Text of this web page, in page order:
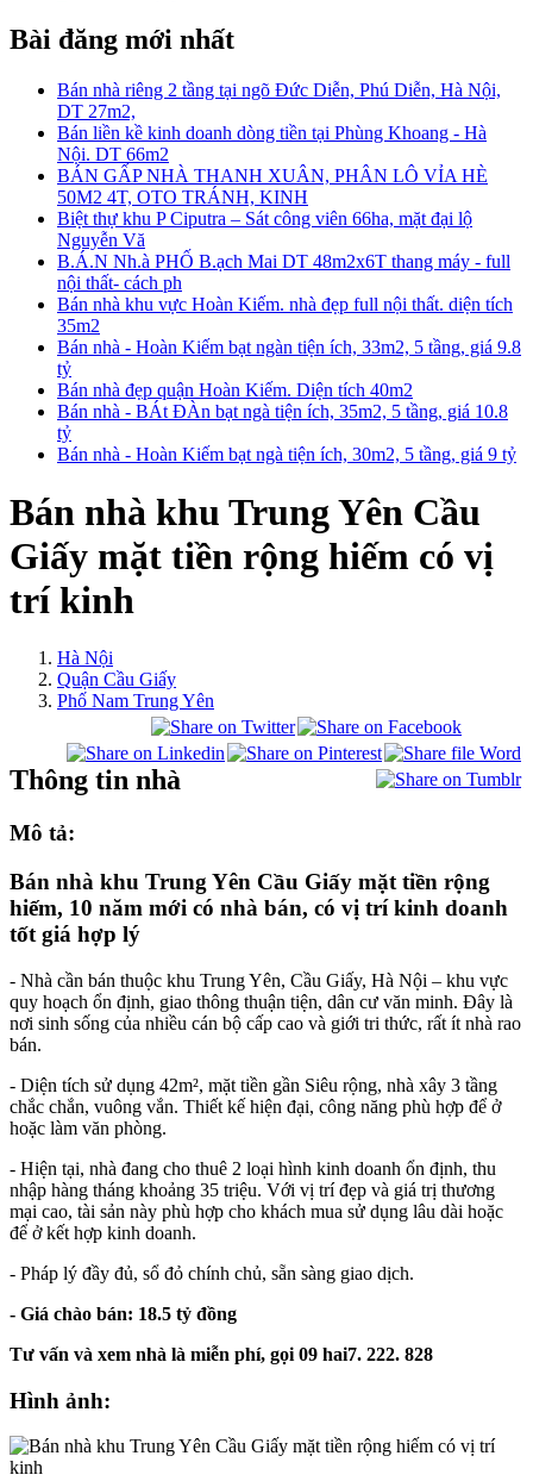
Bài đăng mới nhất
Bán nhà riêng 2 tầng tại ngõ Đức Diễn, Phú Diễn, Hà Nội,
DT 27m2,
Bán liền kề kinh doanh dòng tiền tại Phùng Khoang - Hà
Nội. DT 66m2
BÁN GẤP NHÀ THANH XUÂN, PHÂN LÔ VỈA HÈ
50M2 4T, OTO TRÁNH, KINH
Biệt thự khu P Ciputra – Sát công viên 66ha, mặt đại lộ
Nguyễn Vă
B.Á.N Nh.à PHỐ B.ạch Mai DT 48m2x6T thang máy - full
nội thất- cách ph
Bán nhà khu vực Hoàn Kiếm. nhà đẹp full nội thất. diện tích
35m2
Bán nhà - Hoàn Kiếm bạt ngàn tiện ích, 33m2, 5 tầng, giá 9.8
tỷ
Bán nhà đẹp quận Hoàn Kiếm. Diện tích 40m2
Bán nhà - BÁt ĐÀn bạt ngà tiện ích, 35m2, 5 tầng, giá 10.8
tỷ
Bán nhà - Hoàn Kiếm bạt ngà tiện ích, 30m2, 5 tầng, giá 9 tỷ
Bán nhà khu Trung Yên Cầu
Giấy mặt tiền rộng hiếm có vị
trí kinh
Hà Nội
Quận Cầu Giấy
Phố Nam Trung Yên
Thông tin nhà
Mô tả:
Bán nhà khu Trung Yên Cầu Giấy mặt tiền rộng
hiếm, 10 năm mới có nhà bán, có vị trí kinh doanh
tốt giá hợp lý
- Nhà cần bán thuộc khu Trung Yên, Cầu Giấy, Hà Nội – khu vực
quy hoạch ổn định, giao thông thuận tiện, dân cư văn minh. Đây là
nơi sinh sống của nhiều cán bộ cấp cao và giới tri thức, rất ít nhà rao
bán.
- Diện tích sử dụng 42m², mặt tiền gần Siêu rộng, nhà xây 3 tầng
chắc chắn, vuông vắn. Thiết kế hiện đại, công năng phù hợp để ở
hoặc làm văn phòng.
- Hiện tại, nhà đang cho thuê 2 loại hình kinh doanh ổn định, thu
nhập hàng tháng khoảng 35 triệu. Với vị trí đẹp và giá trị thương
mại cao, tài sản này phù hợp cho khách mua sử dụng lâu dài hoặc
để ở kết hợp kinh doanh.
- Pháp lý đầy đủ, sổ đỏ chính chủ, sẵn sàng giao dịch.
- Giá chào bán: 18.5 tỷ đồng
Tư vấn và xem nhà là miễn phí, gọi 09 hai7. 222. 828
Hình ảnh: